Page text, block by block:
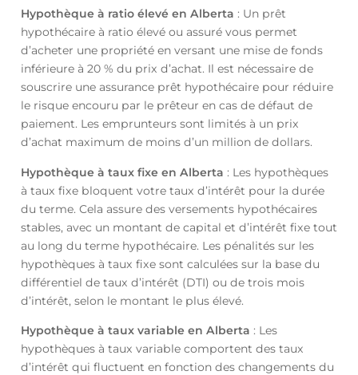
Hypothèque à ratio élevé en Alberta : Un prêt
hypothécaire à ratio élevé ou assuré vous permet
d’acheter une propriété en versant une mise de fonds
inférieure à 20 % du prix d’achat. Il est nécessaire de
souscrire une assurance prêt hypothécaire pour réduire
le risque encouru par le prêteur en cas de défaut de
paiement. Les emprunteurs sont limités à un prix
d’achat maximum de moins d’un million de dollars.
Hypothèque à taux fixe en Alberta : Les hypothèques
à taux fixe bloquent votre taux d’intérêt pour la durée
du terme. Cela assure des versements hypothécaires
stables, avec un montant de capital et d’intérêt fixe tout
au long du terme hypothécaire. Les pénalités sur les
hypothèques à taux fixe sont calculées sur la base du
différentiel de taux d’intérêt (DTI) ou de trois mois
d’intérêt, selon le montant le plus élevé.
Hypothèque à taux variable en Alberta : Les
hypothèques à taux variable comportent des taux
d’intérêt qui fluctuent en fonction des changements du